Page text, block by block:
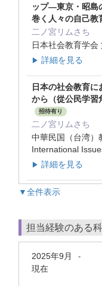
ップ―東京・昭島
巻く人々の自己
二ノ宮リムさち
日本社会教育学
▶ 詳細を見る
日本の社会教育
から（從公民学習
招待有り
二ノ宮リムさち
中華民国（台湾）
International
▶ 詳細を見る
▼全件表示
担当経験のある
2025年9月 -
現在